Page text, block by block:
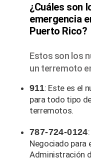
¿Cuáles son
emergencia
Puerto Rico?
Estos son los
un terremoto
911: Este es el
para todo tipo
terremotos.
787-724-0124
Negociado para
Administración